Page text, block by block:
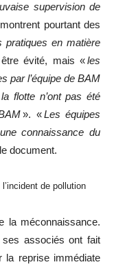
supervision de
pourtant des
pratiques en matière
être évité, mais «les
par l’équipe de BAM
flotte n’ont pas été
». «Les équipes
connaissance du
document.
de pollution
la méconnaissance.
associés ont fait
la reprise immédiate